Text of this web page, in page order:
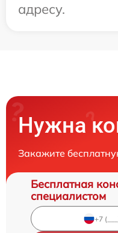
адресу.
Нужна
Закажите
Бесплатная
специалистом